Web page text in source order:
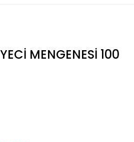
MENGENESI 100